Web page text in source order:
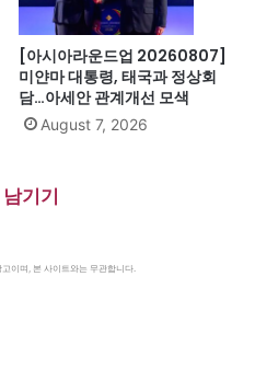
[아시아라운드업 20260807]
미얀마 대통령, 태국과 정상회
담…아세안 관계개선 모색
August 7, 2026
기기
이며, 본 사이트와는 무관합니다.